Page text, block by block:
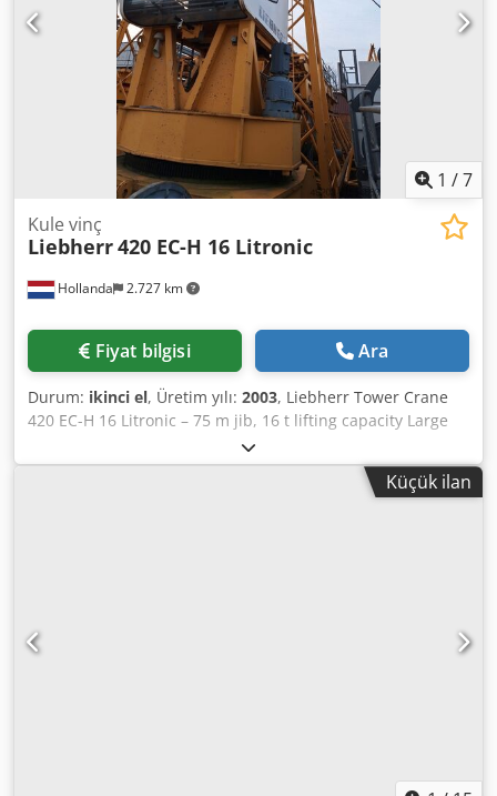
1 /7
Hollanda 2.727 km
Kule vinç
Liebherr420 EC-H 16 Litronic
Fiyat bilgisi Ara
Durum: ikinci el, Üretim yılı: 2003, Liebherr Tower Crane
420 EC-H 16 Litronic – 75 m jib, 16 t lifting capacity Large
top-slewing tower crane with Litronic control, offered with
tower sections, without undercarriage. Manufacturer:
Liebherr Model: 420 EC-H 16 Litronic Year of manufacture:
Litronic Frequency inverter: installed Hoist unit: 65 kW FU
Hoisting speed: stepless up to approx. 85 m/min Slewing
Küçük ilan